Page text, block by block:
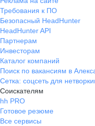
Требования к ПО
Безопасный HeadHunter
HeadHunter API
Партнерам
Инвесторам
Каталог компаний
Поиск по вакансиям в
Сетка: соцсеть для
Соискателям
hh PRO
Готовое резюме
Все сервисы